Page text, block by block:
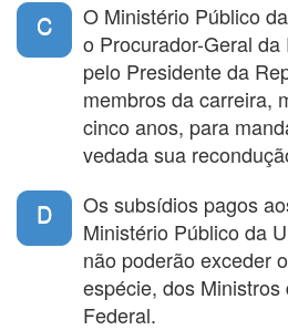
C
O Ministério Público
o Procurador-Geral
pelo Presidente da
membros da carreira,
cinco anos, para
vedada sua
D
Os subsídios pagos
Ministério Público da
não poderão exceder
espécie, dos Ministros
Federal.